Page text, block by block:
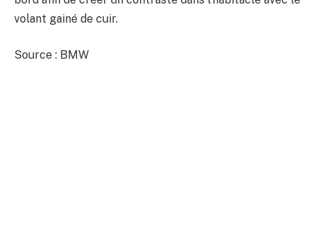
volant gainé de cuir.
Source : BMW